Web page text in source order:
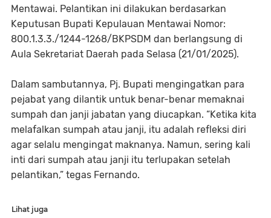
Mentawai. Pelantikan ini dilakukan berdasarkan
Keputusan Bupati Kepulauan Mentawai Nomor:
800.1.3.3./1244-1268/BKPSDM dan berlangsung di
Aula Sekretariat Daerah pada Selasa (21/01/2025).
Dalam sambutannya, Pj. Bupati mengingatkan para
pejabat yang dilantik untuk benar-benar memaknai
sumpah dan janji jabatan yang diucapkan. “Ketika kita
melafalkan sumpah atau janji, itu adalah refleksi diri
agar selalu mengingat maknanya. Namun, sering kali
inti dari sumpah atau janji itu terlupakan setelah
pelantikan,” tegas Fernando.
Lihat juga